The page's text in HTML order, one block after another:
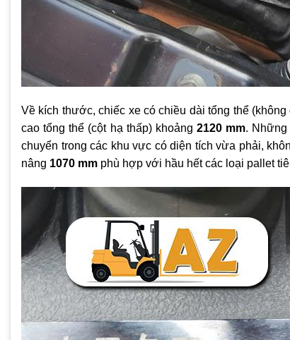
Về kích thước, chiếc xe có chiều dài tổng thể
cao tổng thể (cột hạ thấp) khoảng 2120 mm. Những
chuyển trong các khu vực có diện tích vừa phải,
nâng 1070 mm phù hợp với hầu hết các loại pallet